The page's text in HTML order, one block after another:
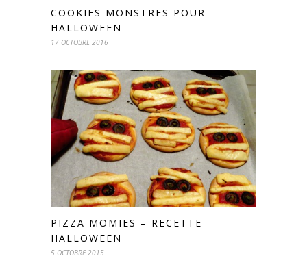
COOKIES MONSTRES POUR
HALLOWEEN
17 OCTOBRE 2016
PIZZA MOMIES – RECETTE
HALLOWEEN
5 OCTOBRE 2015